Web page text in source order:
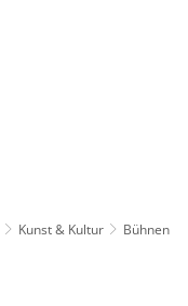
Kunst & Kultur Bühnen